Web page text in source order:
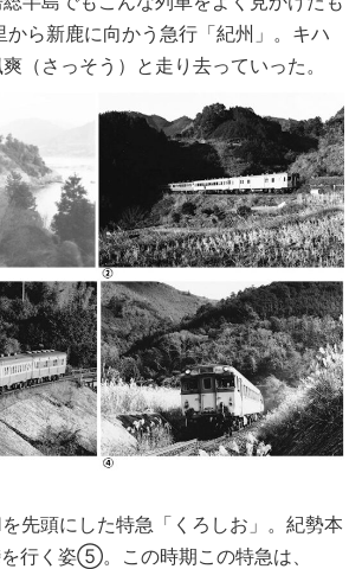
ら新鹿に向かう急行「紀州」。キハ
（さっそう）と走り去っていった。
先頭にした特急「くろしお」。紀勢本
行く姿⑤。この時期この特急は、